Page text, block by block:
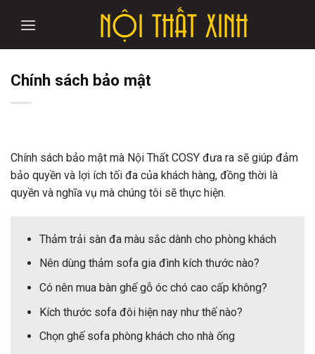
Chính sách bảo mật
Chính sách bảo mật mà Nội Thất COSY đưa ra sẽ giúp đảm
bảo quyền và lợi ích tối đa của khách hàng, đồng thời là
quyền và nghĩa vụ mà chúng tôi sẽ thực hiện.
Thảm trải sàn đa màu sắc dành cho phòng khách
Nên dùng thảm sofa gia đình kích thước nào?
Có nên mua bàn ghế gỗ óc chó cao cấp không?
Kích thước sofa đôi hiện nay như thế nào?
Chọn ghế sofa phòng khách cho nhà ống